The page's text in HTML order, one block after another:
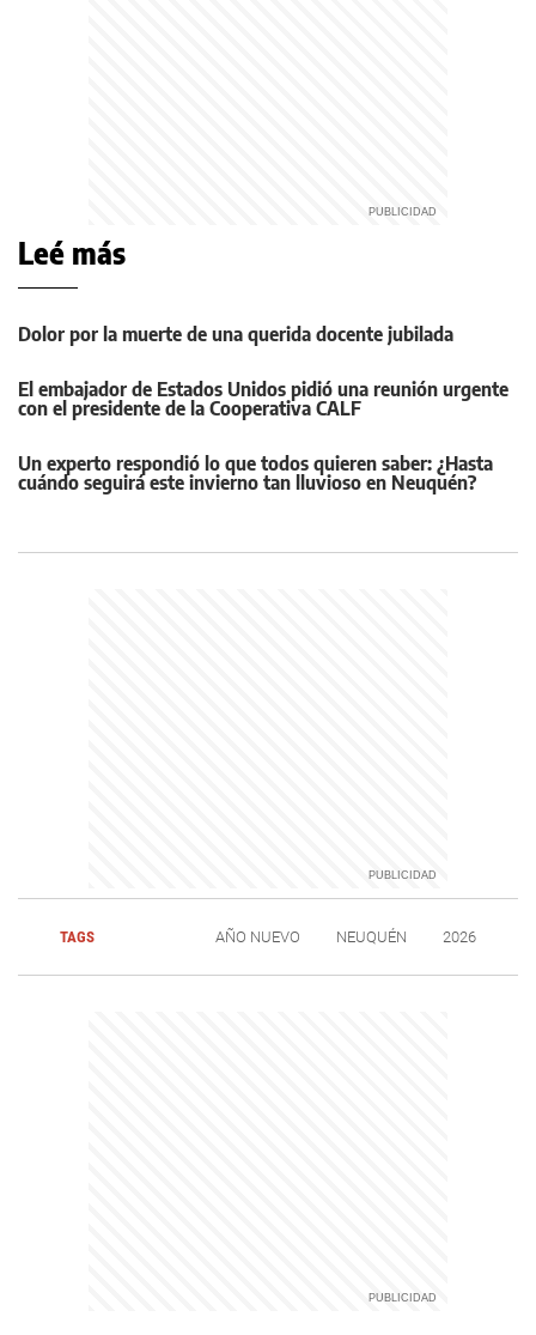
Leé más
Dolor por la muerte de una querida docente jubilada
El embajador de Estados Unidos pidió una reunión urgente
con el presidente de la Cooperativa CALF
Un experto respondió lo que todos quieren saber: ¿Hasta
cuándo seguirá este invierno tan lluvioso en Neuquén?
TAGS AÑO NUEVO NEUQUÉN 2026